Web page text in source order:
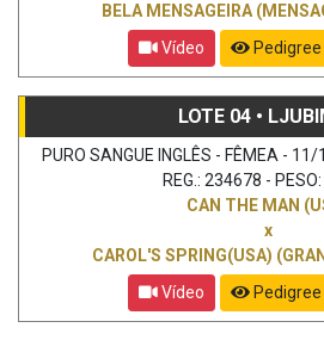
BELA MENSAGEIRA
Vídeo
LOTE 04 •
PURO SANGUE INGLÊS - FÊMEA -
REG.: 234678 -
CAN THE MAN
x
CAROL'S SPRING(USA)
Vídeo